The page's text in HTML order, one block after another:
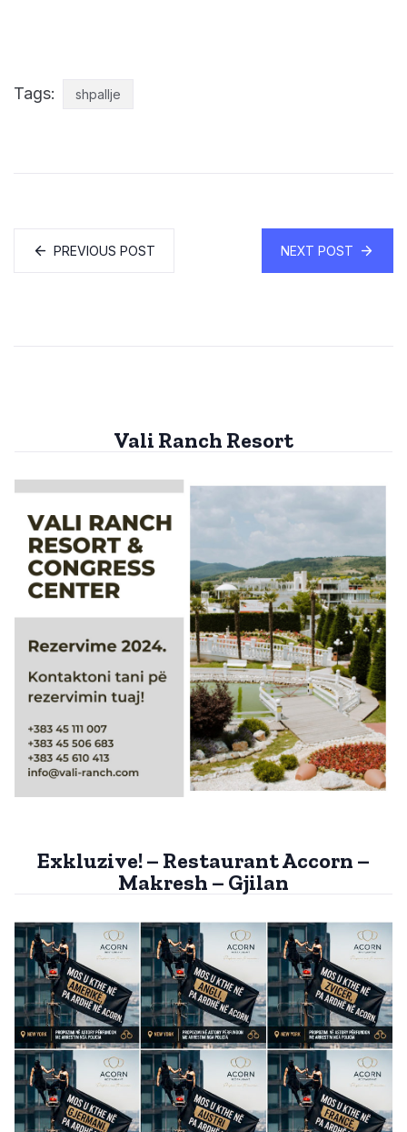
Tags: shpallje
PREVIOUS POST NEXT POST
Vali Ranch Resort
Exkluzive! – Restaurant Accorn –
Makresh – Gjilan